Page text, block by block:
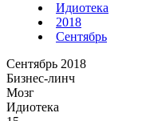
Идиотека
2018
Сентябрь
Сентябрь 2018
Бизнес-линч
Мозг
Идиотека